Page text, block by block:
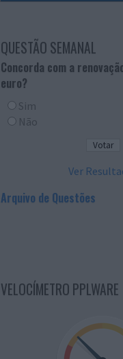
QUESTÃO SEMANAL
Concorda com a
euro?
Sim
Não
Ver
Arquivo de Questões
VELOCÍMETRO PPLWARE